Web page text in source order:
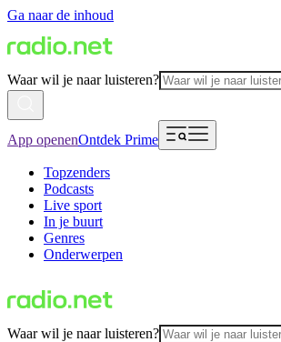
Ga naar de inhoud
Waar wil je naar luisteren?
App openenOntdek Prime
Topzenders
Podcasts
Live sport
In je buurt
Genres
Onderwerpen
Waar wil je naar luisteren?